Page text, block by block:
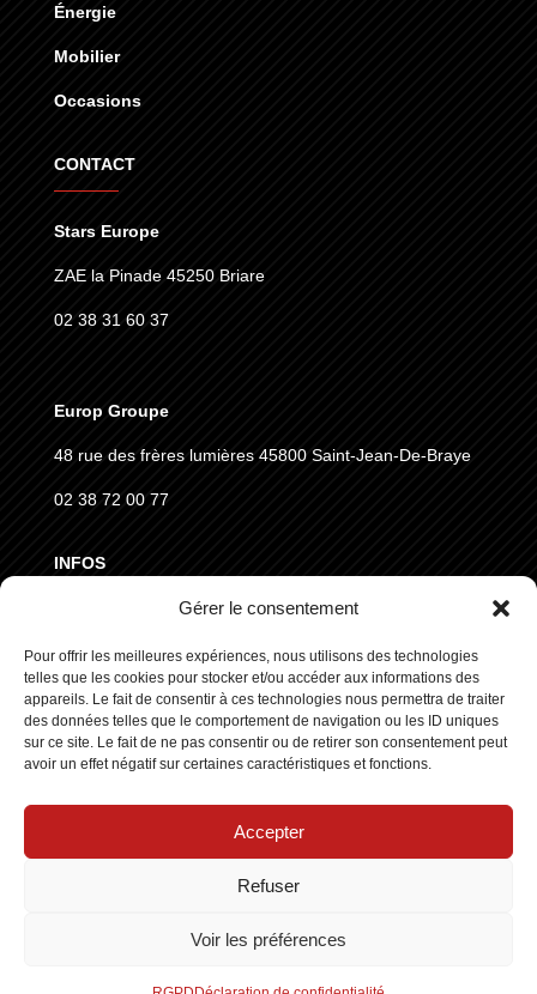
Gérer le consentement
Pour offrir les meilleures expériences, nous utilisons des technologies
telles que les cookies pour stocker et/ou accéder aux informations des
appareils. Le fait de consentir à ces technologies nous permettra de traiter
des données telles que le comportement de navigation ou les ID uniques
sur ce site. Le fait de ne pas consentir ou de retirer son consentement peut
avoir un effet négatif sur certaines caractéristiques et fonctions.
Accepter
Refuser
Voir les préférences
Énergie
Mobilier
Occasions
CONTACT
Stars Europe
ZAE la Pinade 45250 Briare
02 38 31 60 37
Europ Groupe
48 rue des frères lumières 45800 Saint-Jean-De-Braye
02 38 72 00 77
INFOS
CGVD
RGPD
SUIVEZ NOUS
Made by :Standesign.fr